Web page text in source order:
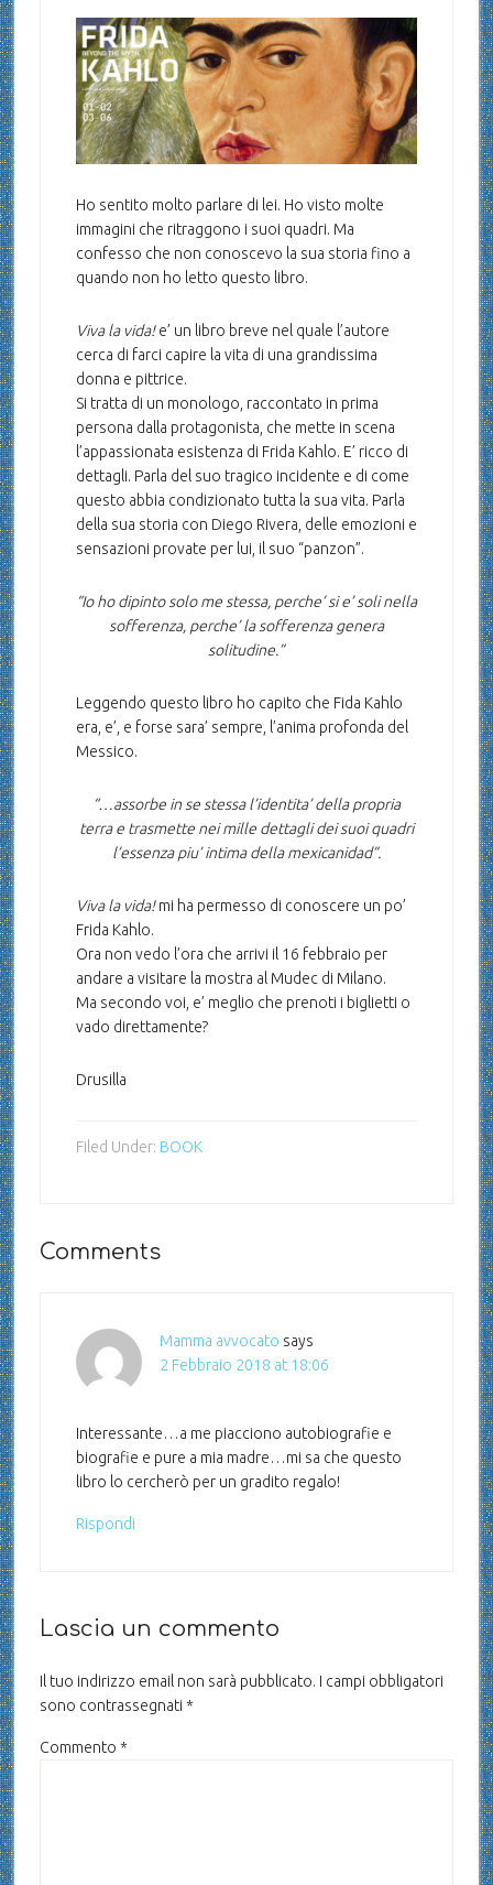
Ho sentito molto parlare di lei. Ho visto molte
immagini che ritraggono i suoi quadri. Ma
confesso che non conoscevo la sua storia fino a
quando non ho letto questo libro.
Viva la vida!e’ un libro breve nel quale l’autore
cerca di farci capire la vita di una grandissima
donna e pittrice.
Si tratta di un monologo, raccontato in prima
persona dalla protagonista, che mette in scena
l’appassionata esistenza di Frida Kahlo. E’ ricco di
dettagli. Parla del suo tragico incidente e di come
questo abbia condizionato tutta la sua vita. Parla
della sua storia con Diego Rivera, delle emozioni e
sensazioni provate per lui, il suo “panzon”.
“Io ho dipinto solo me stessa, perche’ si e’ soli nella
sofferenza, perche’ la sofferenza genera
solitudine.”
Leggendo questo libro ho capito che Fida Kahlo
era, e’, e forse sara’ sempre, l’anima profonda del
Messico.
“…assorbe in se stessa l’identita’ della propria
terra e trasmette nei mille dettagli dei suoi quadri
l’essenza piu’ intima della mexicanidad”.
Viva la vida!mi ha permesso di conoscere un po’
Frida Kahlo.
Ora non vedo l’ora che arrivi il 16 febbraio per
andare a visitare la mostra al Mudec di Milano.
Ma secondo voi, e’ meglio che prenoti i biglietti o
vado direttamente?
Drusilla
Filed Under: BOOK
Comments
Mamma avvocato says
2 Febbraio 2018 at 18:06
Interessante…a me piacciono autobiografie e
biografie e pure a mia madre…mi sa che questo
libro lo cercherò per un gradito regalo!
Rispondi
Lascia un commento
Il tuo indirizzo email non sarà pubblicato. I campi obbligatori
sono contrassegnati *
Commento *